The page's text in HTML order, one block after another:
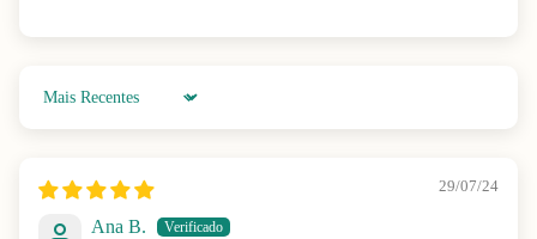
Sort by
29/07/24
Ana B.